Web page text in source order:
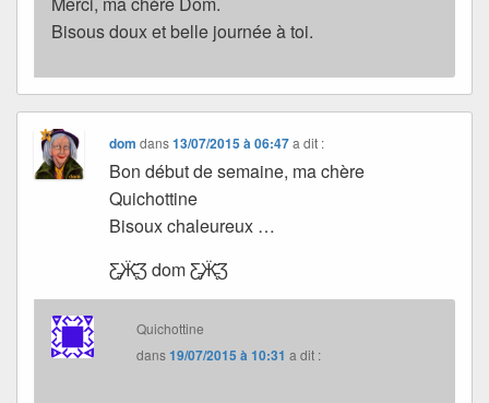
Bisous doux et belle journée à toi.
dom dans13/07/2015 à 06:47 a dit :
Bon début de semaine, ma chère
Quichottine
Bisoux chaleureux …
Ƹ̵̡Ӝ̵̨̄Ʒ dom Ƹ̵̡Ӝ̵̨̄Ʒ
Quichottine
dans19/07/2015 à 10:31 a dit :